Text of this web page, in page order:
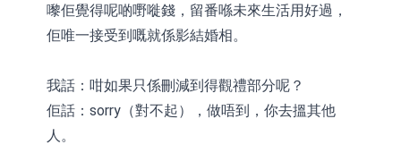
嚟佢覺得呢啲嘢嘥錢，留番喺未來生活用好過，
佢唯一接受到嘅就係影結婚相。
我話：咁如果只係刪減到得觀禮部分呢？
佢話：sorry（對不起），做唔到，你去搵其他
人。